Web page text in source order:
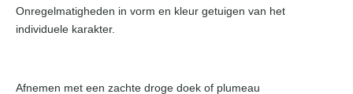
Onregelmatigheden in vorm en kleur getuigen van het
individuele karakter.
Afnemen met een zachte droge doek of plumeau